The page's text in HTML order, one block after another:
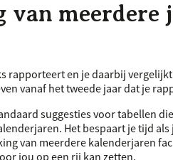
van meerdere
rapporteert en je daarbij vergelijkt
vanaf het tweede jaar dat je
suggesties voor tabellen
Het bespaart je tijd als
van meerdere kalenderjaren
jou op een rij kan zetten.